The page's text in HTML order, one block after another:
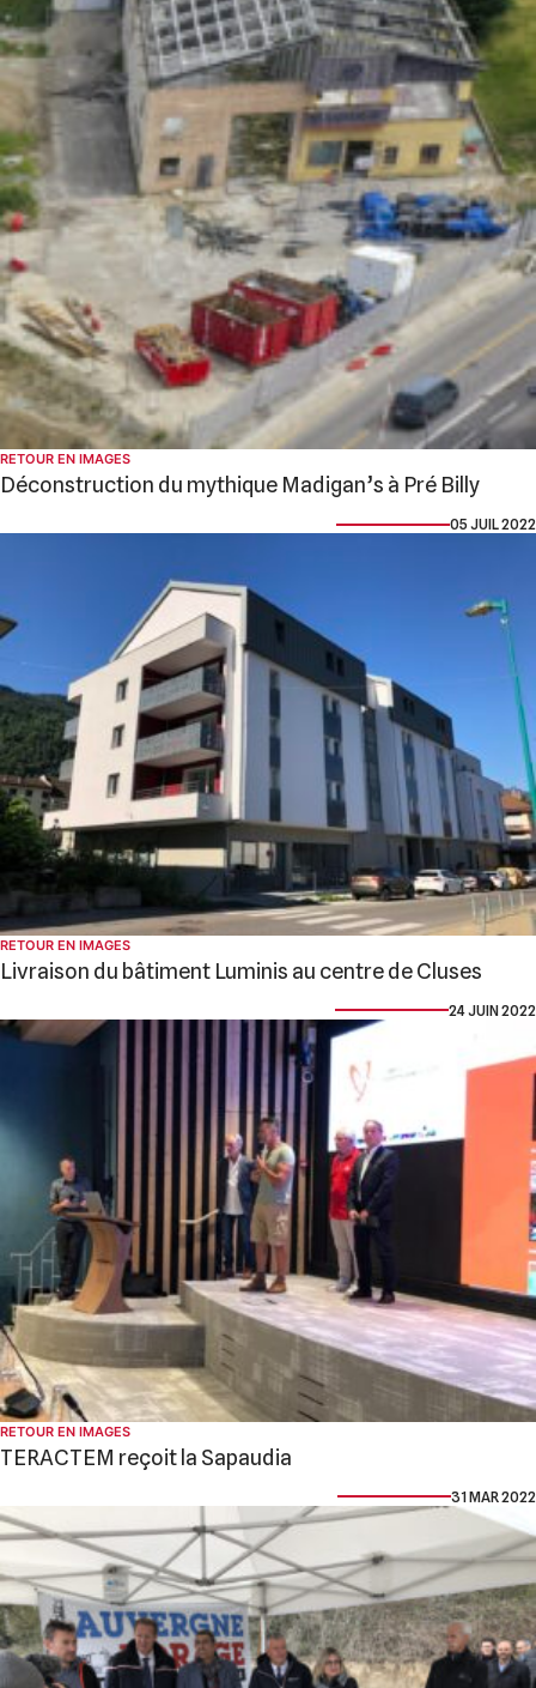
RETOUR EN IMAGES
Déconstruction du mythique Madigan’s à Pré Billy
05 JUIL 2022
RETOUR EN IMAGES
Livraison du bâtiment Luminis au centre de Cluses
24 JUIN 2022
RETOUR EN IMAGES
TERACTEM reçoit la Sapaudia
31 MAR 2022